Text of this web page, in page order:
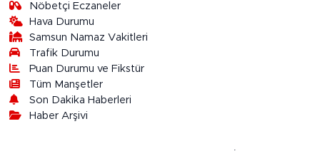
Nöbetçi Eczaneler
Hava Durumu
Samsun Namaz Vakitleri
Trafik Durumu
Puan Durumu ve Fikstür
Tüm Manşetler
Son Dakika Haberleri
Haber Arşivi